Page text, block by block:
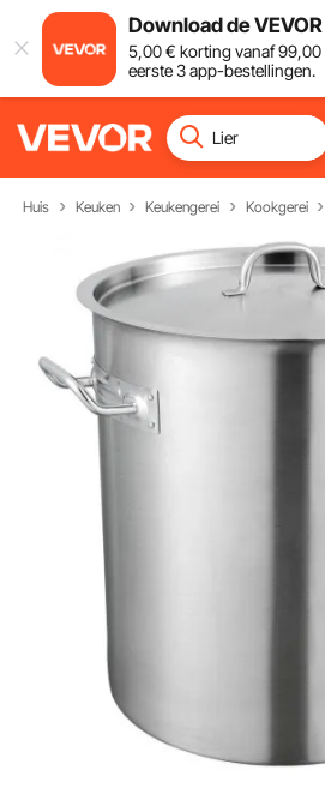
Download de
5,00€ korting vanaf99,00
eerste 3 app-bestellingen.
Huis Keuken Keukengerei Kookgerei